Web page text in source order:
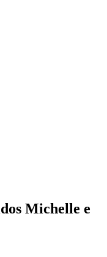
Michelle e